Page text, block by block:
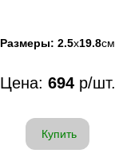
Размеры: 2.5x19.8см
Цена: 694р/шт.
Купить